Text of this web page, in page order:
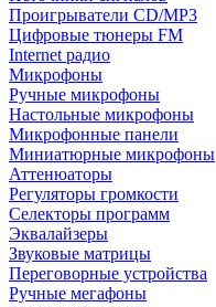
Проигрыватели CD/MP3
Цифровые тюнеры FM
Internet радио
Микрофоны
Ручные микрофоны
Настольные микрофоны
Микрофонные панели
Миниатюрные микрофоны
Аттенюаторы
Регуляторы громкости
Селекторы программ
Эквалайзеры
Звуковые матрицы
Переговорные устройства
Ручные мегафоны